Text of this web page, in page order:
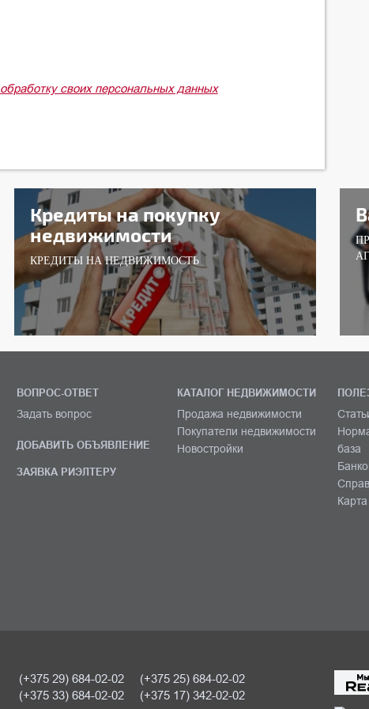
обработку своих персональных данных
Кредиты на покупку
недвижимости
КРЕДИТЫ НА НЕДВИЖИМОСТЬ
ВОПРОС-ОТВЕТ
Задать вопрос
ДОБАВИТЬ ОБЪЯВЛЕНИЕ
ЗАЯВКА РИЭЛТЕРУ
КАТАЛОГ НЕДВИЖИМОСТИ
Продажа недвижимости
Покупатели недвижимости
Новостройки
база
(+375 29) 684-02-02
(+375 25) 684-02-02
(+375 33) 684-02-02
(+375 17) 342-02-02